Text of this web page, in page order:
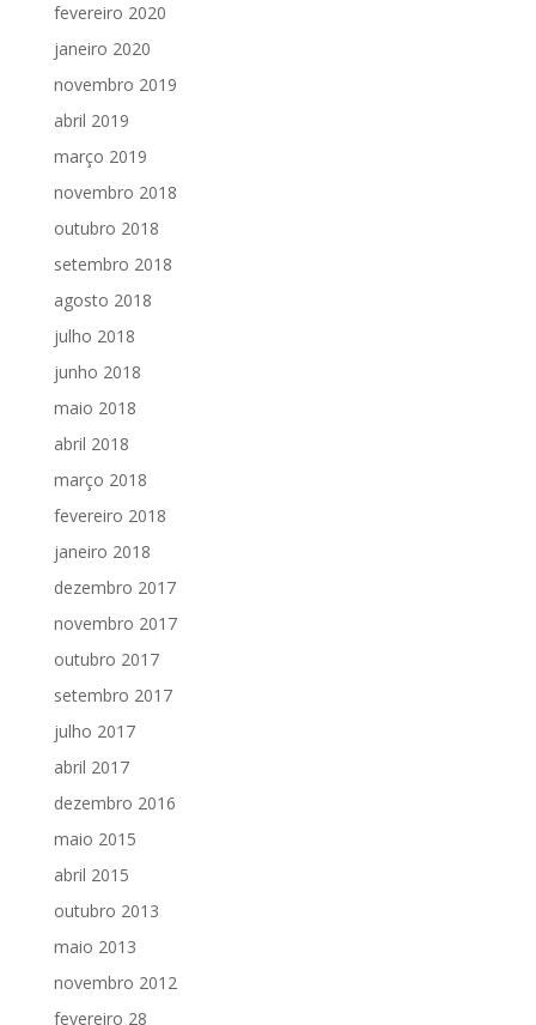
fevereiro 2020
janeiro 2020
novembro 2019
abril 2019
março 2019
novembro 2018
outubro 2018
setembro 2018
agosto 2018
julho 2018
junho 2018
maio 2018
abril 2018
março 2018
fevereiro 2018
janeiro 2018
dezembro 2017
novembro 2017
outubro 2017
setembro 2017
julho 2017
abril 2017
dezembro 2016
maio 2015
abril 2015
outubro 2013
maio 2013
novembro 2012
fevereiro 28